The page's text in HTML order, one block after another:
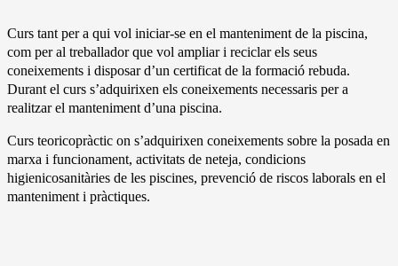
Curs tant per a qui vol iniciar-se en el manteniment de la piscina,
com per al treballador que vol ampliar i reciclar els seus
coneixements i disposar d’un certificat de la formació rebuda.
Durant el curs s’adquirixen els coneixements necessaris per a
realitzar el manteniment d’una piscina.
Curs teoricopràctic on s’adquirixen coneixements sobre la posada en
marxa i funcionament, activitats de neteja, condicions
higienicosanitàries de les piscines, prevenció de riscos laborals en el
manteniment i pràctiques.